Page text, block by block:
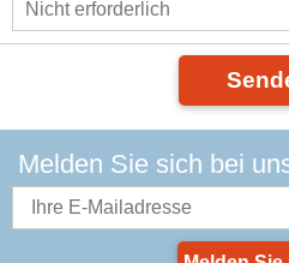
Melden Sie sich bei